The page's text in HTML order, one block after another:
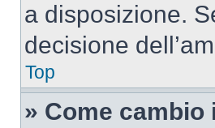
a disposizione.
decisione
Top
» Come